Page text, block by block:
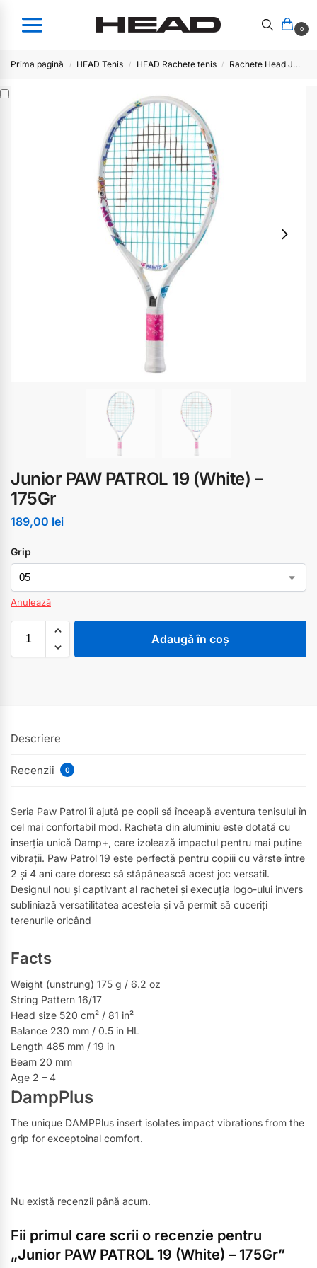
0
Prima pagină / HEAD Tenis / HEAD Rachete tenis / Rachete Head JUNIOR
Junior PAW PATROL 19 (White) –
175Gr
189,00 lei
Grip
Anulează
Adaugă în coș
Descriere
Recenzii 0
Seria Paw Patrol îi ajută pe copii să înceapă aventura tenisului în
cel mai confortabil mod. Racheta din aluminiu este dotată cu
inserția unică Damp+, care izolează impactul pentru mai puține
vibrații. Paw Patrol 19 este perfectă pentru copiii cu vârste între
2 și 4 ani care doresc să stăpânească acest joc versatil.
Designul nou și captivant al rachetei și execuția logo-ului invers
subliniază versatilitatea acesteia și vă permit să cuceriți
terenurile oricând
Facts
Weight (unstrung) 175 g / 6.2 oz
String Pattern 16/17
Head size 520 cm² / 81 in²
Balance 230 mm / 0.5 in HL
Length 485 mm / 19 in
Beam 20 mm
Age 2 – 4
DampPlus
The unique DAMPPlus insert isolates impact vibrations from the
grip for exceptoinal comfort.
Nu există recenzii până acum.
Fii primul care scrii o recenzie pentru
„Junior PAW PATROL 19 (White) – 175Gr”